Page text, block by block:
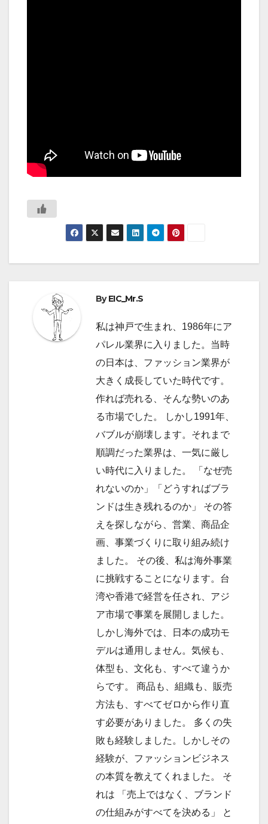
ByEIC_Mr.S
私は神戸で生まれ、1986年にア
パレル業界に入りました。当時
の日本は、ファッション業界が
大きく成長していた時代です。
作れば売れる、そんな勢いのあ
る市場でした。 しかし1991年、
バブルが崩壊します。それまで
順調だった業界は、一気に厳し
い時代に入りました。 「なぜ売
れないのか」「どうすればブラ
ンドは生き残れるのか」 その答
えを探しながら、営業、商品企
画、事業づくりに取り組み続け
ました。 その後、私は海外事業
に挑戦することになります。台
湾や香港で経営を任され、アジ
ア市場で事業を展開しました。
しかし海外では、日本の成功モ
デルは通用しません。気候も、
体型も、文化も、すべて違うか
らです。 商品も、組織も、販売
方法も、すべてゼロから作り直
す必要がありました。 多くの失
敗も経験しました。しかしその
経験が、ファッションビジネス
の本質を教えてくれました。 そ
れは 「売上ではなく、ブランド
の仕組みがすべてを決める」 と